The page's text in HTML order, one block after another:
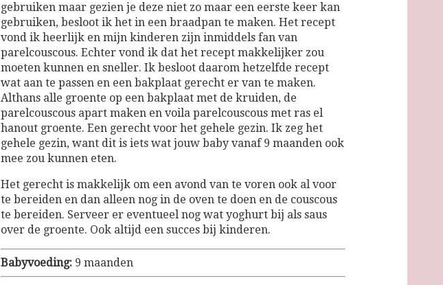
gebruiken maar gezien je deze niet zo maar een eerste keer kan
gebruiken, besloot ik het in een braadpan te maken. Het recept
vond ik heerlijk en mijn kinderen zijn inmiddels fan van
parelcouscous. Echter vond ik dat het recept makkelijker zou
moeten kunnen en sneller. Ik besloot daarom hetzelfde recept
wat aan te passen en een bakplaat gerecht er van te maken.
Althans alle groente op een bakplaat met de kruiden, de
parelcouscous apart maken en voila parelcouscous met ras el
hanout groente. Een gerecht voor het gehele gezin. Ik zeg het
gehele gezin, want dit is iets wat jouw baby vanaf 9 maanden ook
mee zou kunnen eten.
Het gerecht is makkelijk om een avond van te voren ook al voor
te bereiden en dan alleen nog in de oven te doen en de couscous
te bereiden. Serveer er eventueel nog wat yoghurt bij als saus
over de groente. Ook altijd een succes bij kinderen.
Babyvoeding: 9 maanden